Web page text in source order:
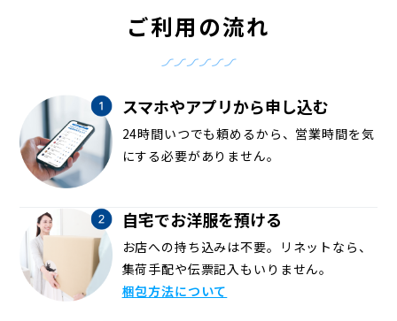
ご利用の流れ
スマホやアプリから申し込む
24時間いつでも頼めるから、営業時間を気
にする必要がありません。
自宅でお洋服を預ける
お店への持ち込みは不要。リネットなら、
集荷手配や伝票記入もいりません。
梱包方法について